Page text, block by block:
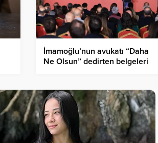
İmamoğlu’nun avukatı “Daha
Ne Olsun” dedirten belgeleri